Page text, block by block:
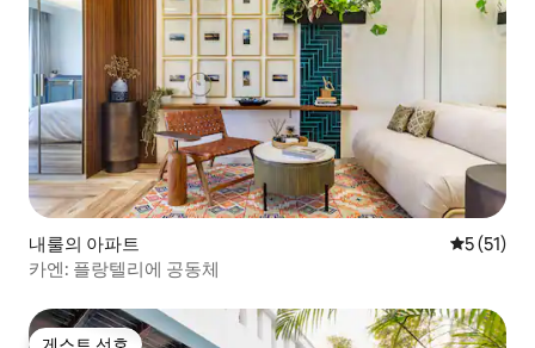
내룰의 아파트 평점 5점
5 (51)
카엔: 플랑텔리에 공동체